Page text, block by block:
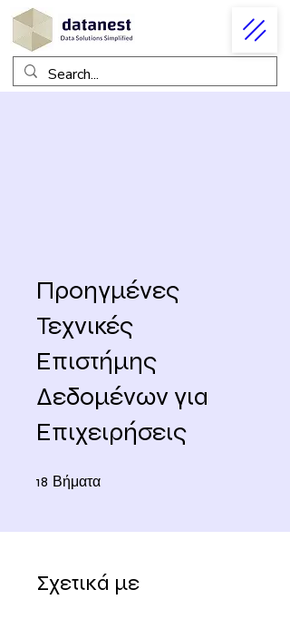
Προηγμένες
Τεχνικές
Επιστήμης
Δεδομένων για
Επιχειρήσεις
18 Βήματα
Σχετικά με